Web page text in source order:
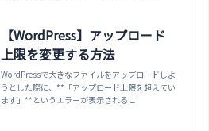
【WordPress】アップロード
上限を変更する方法
WordPressで大きなファイルをアップロードしよ
うとした際に、**「アップロード上限を超えてい
ます」**というエラーが表示されるこ